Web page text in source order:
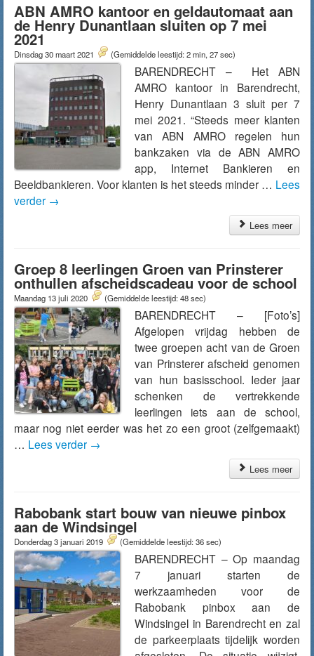
ABN AMRO kantoor en geldautomaat aan
de Henry Dunantlaan sluiten op 7 mei
2021
Dinsdag 30 maart 2021 (Gemiddelde leestijd: 2 min, 27 sec)
BARENDRECHT – Het ABN
AMRO kantoor in Barendrecht,
Henry Dunantlaan 3 sluit per 7
mei 2021. “Steeds meer klanten
van ABN AMRO regelen hun
bankzaken via de ABN AMRO
app, Internet Bankieren en
Beeldbankieren. Voor klanten is het steeds minder … Lees
verder →
Lees meer
Groep 8 leerlingen Groen van Prinsterer
onthullen afscheidscadeau voor de school
Maandag 13 juli 2020 (Gemiddelde leestijd: 48 sec)
BARENDRECHT – [Foto’s]
Afgelopen vrijdag hebben de
twee groepen acht van de Groen
van Prinsterer afscheid genomen
van hun basisschool. Ieder jaar
schenken de vertrekkende
leerlingen iets aan de school,
maar nog niet eerder was het zo een groot (zelfgemaakt)
… Lees verder →
Lees meer
Rabobank start bouw van nieuwe pinbox
aan de Windsingel
Donderdag 3 januari 2019 (Gemiddelde leestijd: 36 sec)
BARENDRECHT – Op maandag
7 januari starten de
werkzaamheden voor de
Rabobank pinbox aan de
Windsingel in Barendrecht en zal
de parkeerplaats tijdelijk worden